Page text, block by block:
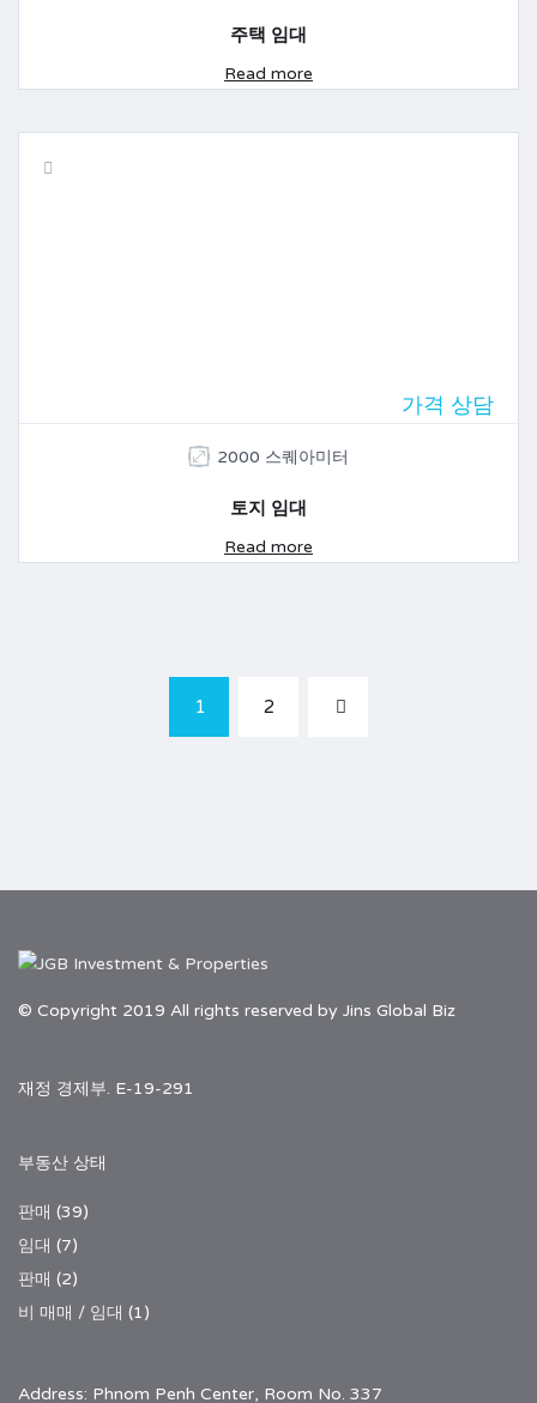
주택 임대
Read more
임대
가격 상담
2000 스퀘아미터
토지 임대
Read more
1 2
© Copyright 2019 All rights reserved by Jins Global Biz
재정 경제부. E-19-291
부동산 상태
판매 (39)
임대 (7)
판매 (2)
비 매매 / 임대 (1)
Address: Phnom Penh Center, Room No. 337